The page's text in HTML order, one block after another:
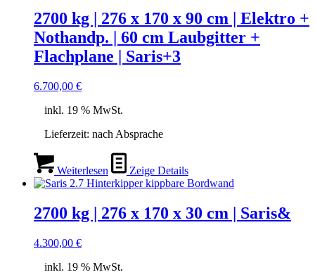
2700 kg | 276 x 170 x 90 cm | Elektro +
Nothandp. | 60 cm Laubgitter +
Flachplane | Saris+3
6.700,00 €
inkl. 19 % MwSt.
Lieferzeit: nach Absprache
Weiterlesen Zeige Details
2700 kg | 276 x 170 x 30 cm | Saris&
4.300,00 €
inkl. 19 % MwSt.